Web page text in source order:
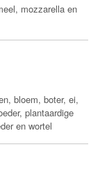
mozzarella en
bloem, boter, ei,
plantaardige
en wortel